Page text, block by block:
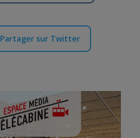
Partager sur Twitter